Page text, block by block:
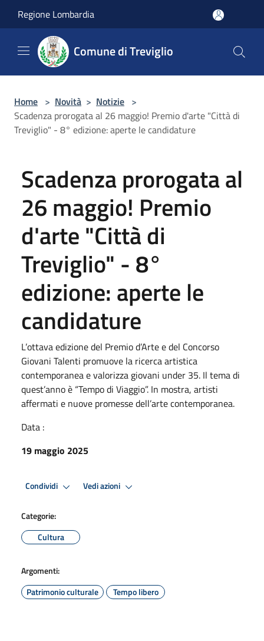
Regione Lombardia
Comune di Treviglio
Home > Novità > Notizie >
Scadenza prorogata al 26 maggio! Premio d'arte "Città di
Treviglio" - 8° edizione: aperte le candidature
Scadenza prorogata al
26 maggio! Premio
d'arte "Città di
Treviglio" - 8°
edizione: aperte le
candidature
L’ottava edizione del Premio d’Arte e del Concorso
Giovani Talenti promuove la ricerca artistica
contemporanea e valorizza giovani under 35. Il tema di
quest’anno è “Tempo di Viaggio”. In mostra, artisti
affermati e nuove promesse dell’arte contemporanea.
Data :
19 maggio 2025
Condividi Vedi azioni
Categorie:
Cultura
Argomenti:
Patrimonio culturale
Tempo libero